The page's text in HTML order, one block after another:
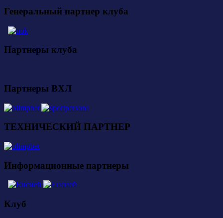
Генеральный партнер клуба
Партнеры клуба
Партнеры ВХЛ
ТЕХНИЧЕСКИЙ ПАРТНЕР
Информационные партнеры
Клуб